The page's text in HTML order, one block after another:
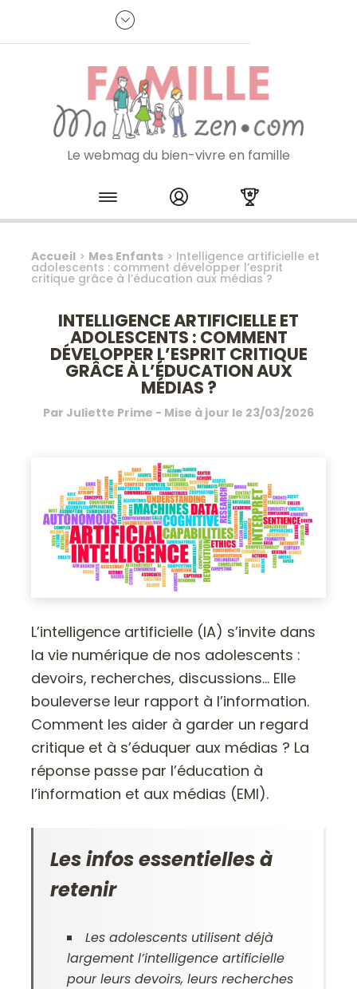
Je m'inscris à la newsletter
Le webmag du bien-vivre en famille
Skip to content
Accueil > Mes Enfants > Intelligence artificielle et
adolescents : comment développer l’esprit
critique grâce à l’éducation aux médias ?
INTELLIGENCE ARTIFICIELLE ET
ADOLESCENTS : COMMENT
DÉVELOPPER L’ESPRIT CRITIQUE
GRÂCE À L’ÉDUCATION AUX
MÉDIAS ?
Par Juliette Prime - Mise à jour le 23/03/2026
L’intelligence artificielle (IA) s’invite dans
la vie numérique de nos adolescents :
devoirs, recherches, discussions… Elle
bouleverse leur rapport à l’information.
Comment les aider à garder un regard
critique et à s’éduquer aux médias ? La
réponse passe par l’éducation à
l’information et aux médias (EMI).
Les infos essentielles à
retenir
Les adolescents utilisent déjà
largement l’intelligence artificielle
pour leurs devoirs, leurs recherches
Panneau de gestion des cookies